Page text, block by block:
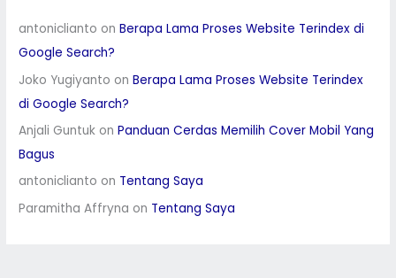
antoniclianto onBerapa Lama Proses Website Terindex di
Google Search?
Joko Yugiyanto onBerapa Lama Proses Website Terindex
di Google Search?
Anjali Guntuk onPanduan Cerdas Memilih Cover Mobil Yang
Bagus
antoniclianto on Tentang Saya
Paramitha Affryna on Tentang Saya